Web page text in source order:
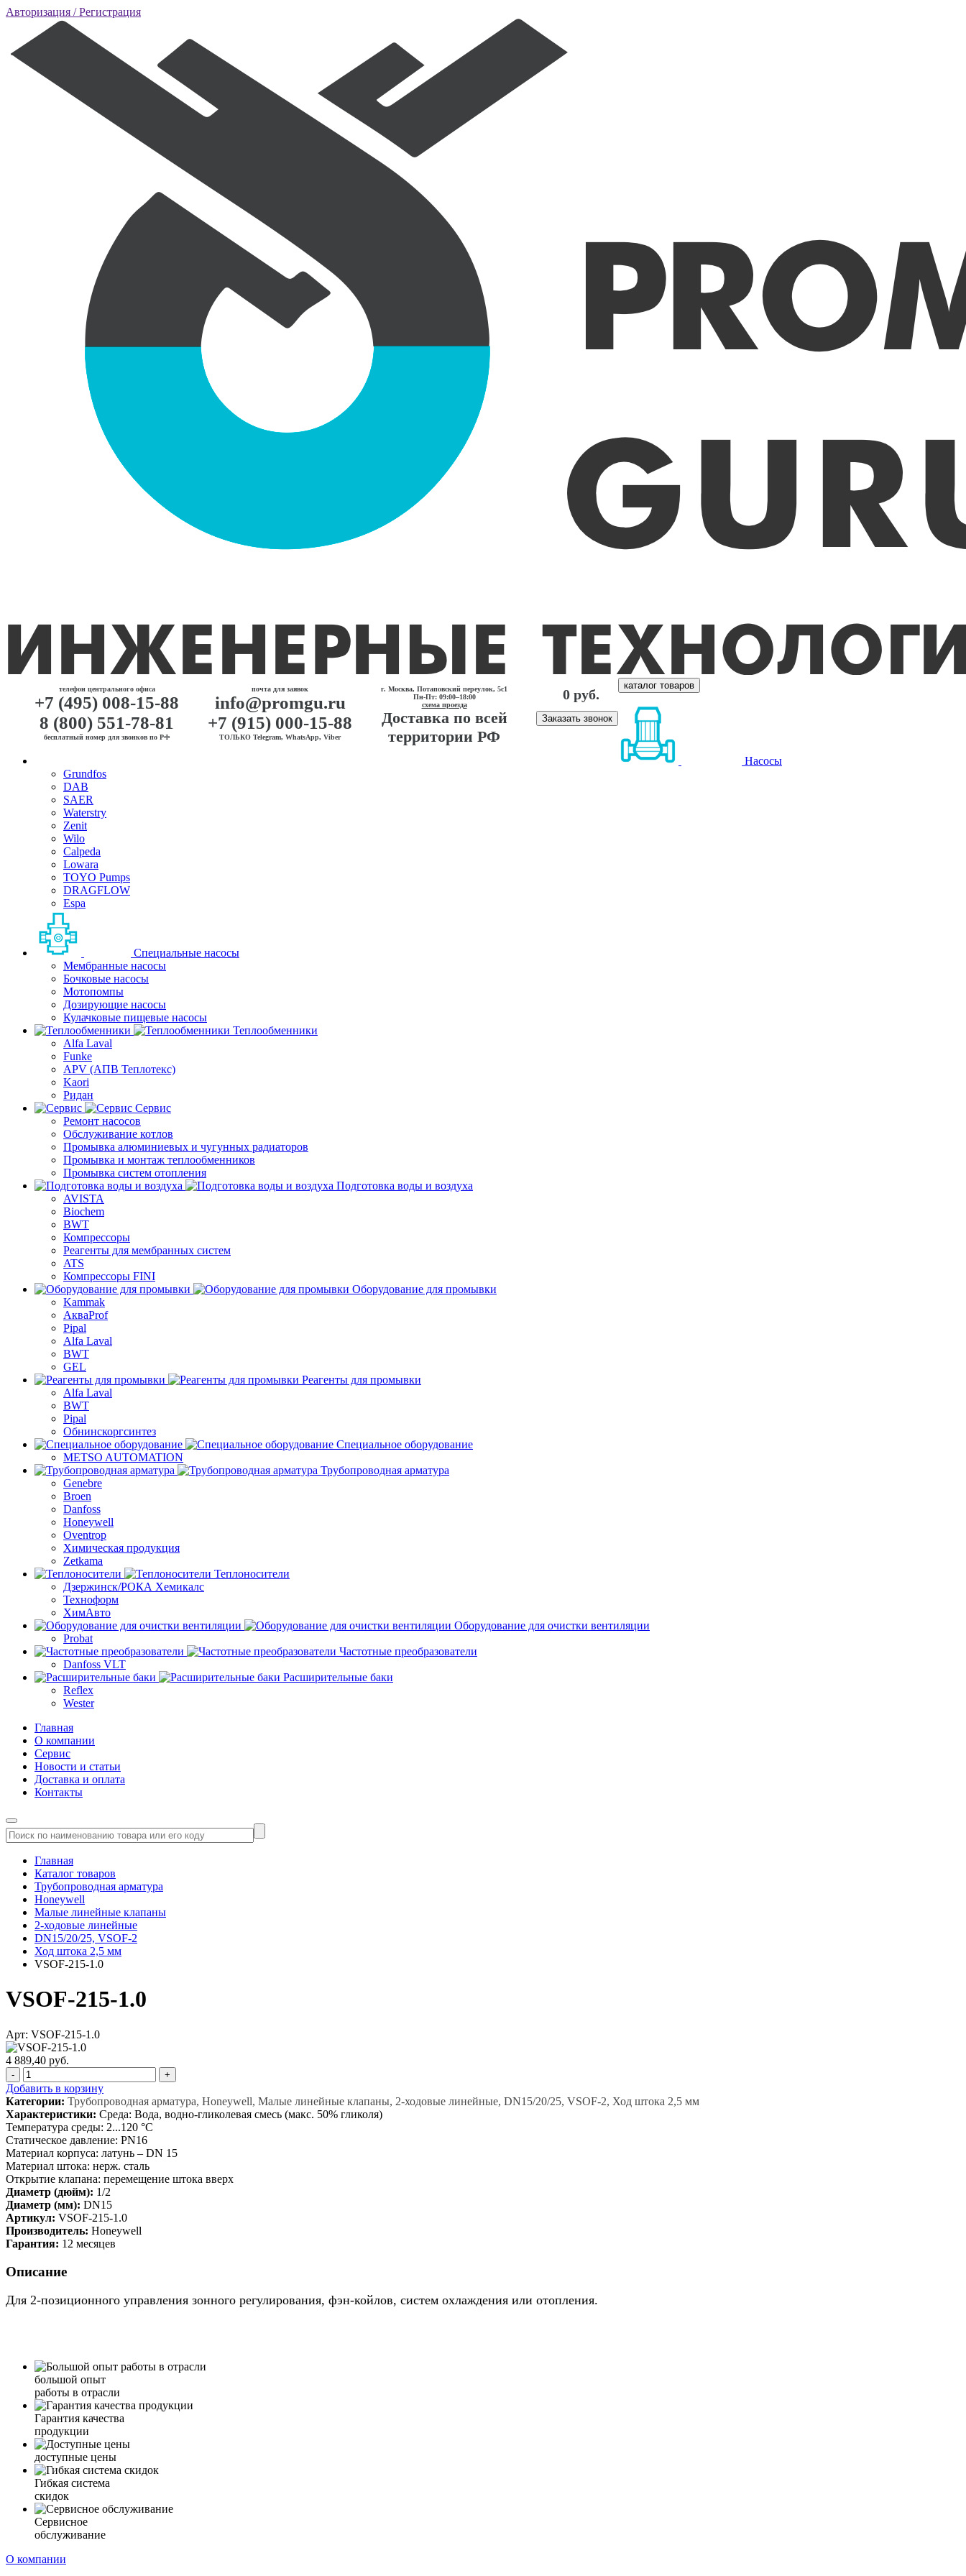
Авторизация / Регистрация
телефон центрального офиса
+7 (495) 008-15-88
8 (800) 551-78-81
бесплатный номер для звонков по РФ
почта для заявок
info@promgu.ru
+7 (915) 000-15-88
ТОЛЬКО Telegram, WhatsApp, Viber
г. Москва, Потаповский переулок, 5с1
Пн-Пт: 09:00–18:00
схема проезда
Доставка по всей
территории РФ
0 руб.
Заказать звонок
каталог товаров
Насосы
Grundfos
DAB
SAER
Waterstry
Zenit
Wilo
Calpeda
Lowara
TOYO Pumps
DRAGFLOW
Espa
Специальные насосы
Мембранные насосы
Бочковые насосы
Мотопомпы
Дозирующие насосы
Кулачковые пищевые насосы
Теплообменники
Alfa Laval
Funke
APV (АПВ Теплотекс)
Kaori
Ридан
Сервис
Ремонт насосов
Обслуживание котлов
Промывка алюминиевых и чугунных радиаторов
Промывка и монтаж теплообменников
Промывка систем отопления
Подготовка воды и воздуха
AVISTA
Biochem
BWT
Компрессоры
Реагенты для мембранных систем
ATS
Компрессоры FINI
Оборудование для промывки
Kammak
АкваProf
Pipal
Alfa Laval
BWT
GEL
Реагенты для промывки
Alfa Laval
BWT
Pipal
Обнинскоргсинтез
Специальное оборудование
METSO AUTOMATION
Трубопроводная арматура
Genebre
Broen
Danfoss
Honeywell
Oventrop
Химическая продукция
Zetkama
Теплоносители
Дзержинск/РОКА Хемикалс
Техноформ
ХимАвто
Оборудование для очистки вентиляции
Probat
Частотные преобразователи
Danfoss VLT
Расширительные баки
Reflex
Wester
Главная
О компании
Сервис
Новости и статьи
Доставка и оплата
Контакты
Главная
Каталог товаров
Трубопроводная арматура
Honeywell
Малые линейные клапаны
2-ходовые линейные
DN15/20/25, VSOF-2
Ход штока 2,5 мм
VSOF-215-1.0
VSOF-215-1.0
Арт: VSOF-215-1.0
4 889,40 руб.
- +
Добавить в корзину
Категории: Трубопроводная арматура, Honeywell, Малые линейные клапаны, 2-ходовые линейные, DN15/20/25, VSOF-2, Ход штока 2,5 мм
Характеристики: Среда: Вода, водно-гликолевая смесь (макс. 50% гликоля)
Температура среды: 2...120 °C
Статическое давление: PN16
Материал корпуса: латунь – DN 15
Материал штока: нерж. сталь
Открытие клапана: перемещение штока вверх
Диаметр (дюйм): 1/2
Диаметр (мм): DN15
Артикул: VSOF-215-1.0
Производитель: Honeywell
Гарантия: 12 месяцев
Описание
Для 2-позиционного управления зонного регулирования, фэн-койлов, систем охлаждения или отопления.
большой опыт
работы в отрасли
Гарантия качества
продукции
доступные цены
Гибкая система
скидок
Сервисное
обслуживание
О компании